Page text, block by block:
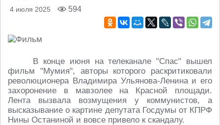
4 июля 2025 594
В конце июня на телеканале "Спас" вышел
фильм "Мумия", авторы которого раскритиковали
революционера Владимира Ульянова-Ленина и его
захоронение в мавзолее на Красной площади.
Лента вызвала возмущения у коммунистов, а
высказывание о картине депутата Госдумы от КПРФ
Нины Останиной и вовсе привело к скандалу.